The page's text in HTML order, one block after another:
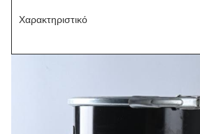
Χαρακτηριστικό